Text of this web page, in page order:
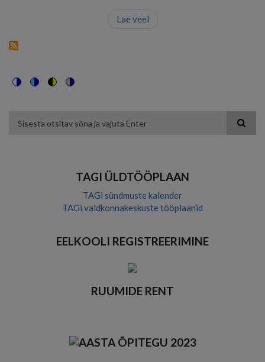
Lae veel
theme
TAGI ÜLDTÖÖPLAAN
TAGi sündmuste kalender
TAGi valdkonnakeskuste tööplaanid
EELKOOLI REGISTREERIMINE
RUUMIDE RENT